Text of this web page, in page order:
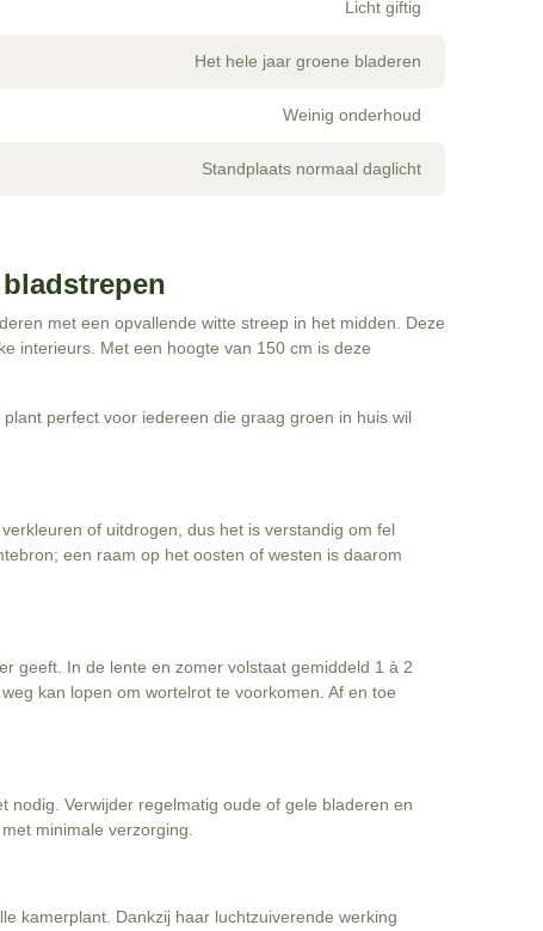
met een opvallende witte streep in het midden. Deze
interieurs. Met een hoogte van 150 cm is deze
perfect voor iedereen die graag groen in huis wil
of uitdrogen, dus het is verstandig om fel
een raam op het oosten of westen is daarom
geeft. In de lente en zomer volstaat gemiddeld 1 à 2
kan lopen om wortelrot te voorkomen. Af en toe
Verwijder regelmatig oude of gele bladeren en
minimale verzorging.
kamerplant. Dankzij haar luchtzuiverende werking
Licht giftig
Het hele jaar groene bladeren
Weinig onderhoud
Standplaats normaal daglicht